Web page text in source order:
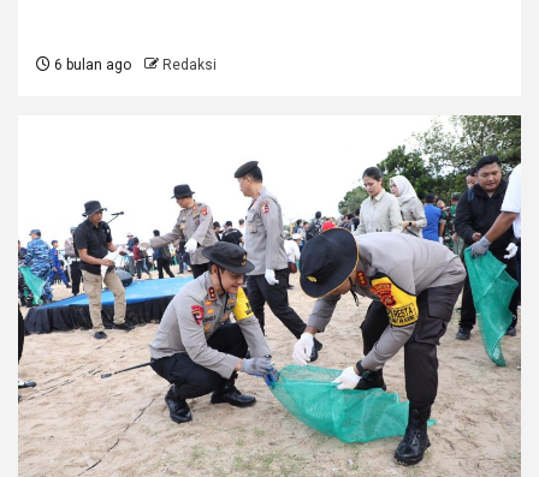
6 bulan ago Redaksi